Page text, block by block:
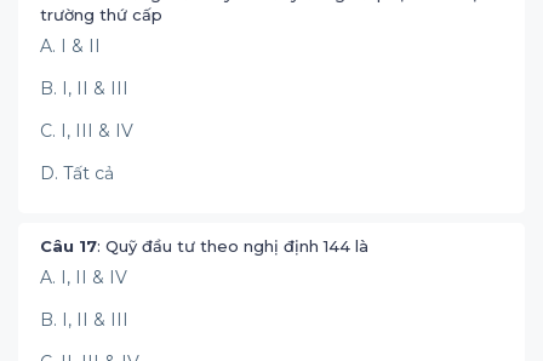
trường thứ cấp
A. I & II
B. I, II & III
C. I, III & IV
D. Tất cả
Câu 17: Quỹ đầu tư theo nghị định 144 là
A. I, II & IV
B. I, II & III